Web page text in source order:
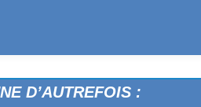
D’AUTREFOIS :